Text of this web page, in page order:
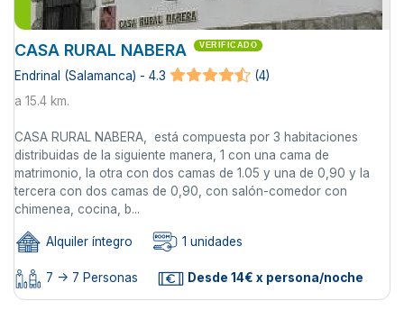
CASA RURAL NABERA VERIFICADO
Endrinal (Salamanca) - 4.3
(4)
a 15.4 km.
CASA RURAL NABERA, está compuesta por 3 habitaciones
distribuidas de la siguiente manera, 1 con una cama de
matrimonio, la otra con dos camas de 1.05 y una de 0,90 y la
tercera con dos camas de 0,90, con salón-comedor con
chimenea, cocina, b...
Alquiler íntegro 1 unidades
7 -> 7 Personas Desde 14€ x persona/noche